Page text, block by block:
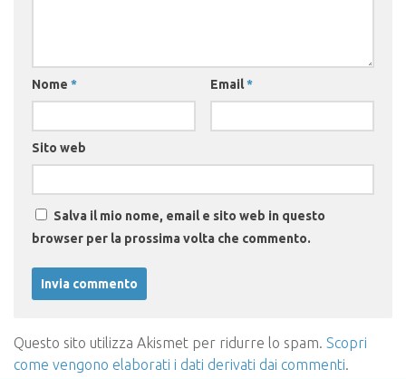
Nome * Email*
Sito web
Salva il mio nome, email e sito web in questo
browser per la prossima volta che commento.
Questo sito utilizza Akismet per ridurre lo spam. Scopri
come vengono elaborati i dati derivati dai commenti.